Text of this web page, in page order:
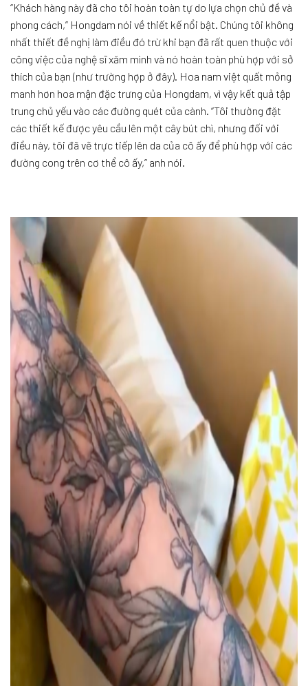
“Khách hàng này đã cho tôi hoàn toàn tự do lựa chọn chủ đề và
phong cách,” Hongdam nói về thiết kế nổi bật. Chúng tôi không
nhất thiết đề nghị làm điều đó trừ khi bạn đã rất quen thuộc với
công việc của nghệ sĩ xăm mình và nó hoàn toàn phù hợp với sở
thích của bạn (như trường hợp ở đây). Hoa nam việt quất mỏng
manh hơn hoa mận đặc trưng của Hongdam, vì vậy kết quả tập
trung chủ yếu vào các đường quét của cành. “Tôi thường đặt
các thiết kế được yêu cầu lên một cây bút chì, nhưng đối với
điều này, tôi đã vẽ trực tiếp lên da của cô ấy để phù hợp với các
đường cong trên cơ thể cô ấy,” anh nói.